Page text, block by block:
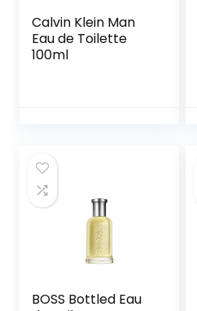
Calvin Klein Man
Eau de Toilette
100ml
BOSS Bottled Eau